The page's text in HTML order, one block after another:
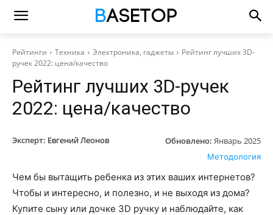
Рейтинги Техника Электроника, гаджеты
Рейтинг лучших 3D-
ручек 2022: цена/качество
Рейтинг лучших 3D-ручек
2022: цена/качество
Эксперт: Евгений Леонов Обновлено: Январь 2025
Методология
Чем бы вытащить ребенка из этих ваших интернетов?
Чтобы и интересно, и полезно, и не выходя из дома?
Купите сыну или дочке 3D ручку и наблюдайте, как